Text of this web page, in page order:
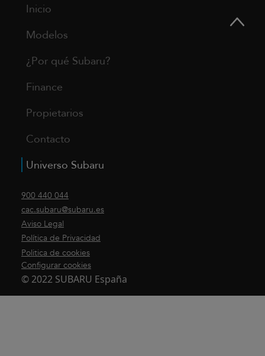
Inicio
Modelos
¿Por qué Subaru?
Finance
Propietarios
Contacto
Universo Subaru
900 440 044
cac.subaru@subaru.es
Aviso Legal
Política de Privacidad
Politica de cookies
Configurar cookies
© 2022 SUBARU España